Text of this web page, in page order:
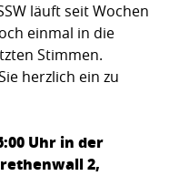
läuft seit Wochen
einmal in die
Stimmen.
herzlich ein zu
Uhr in der
2,